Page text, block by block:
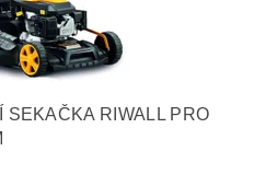
SEKAČKA RIWALL PRO